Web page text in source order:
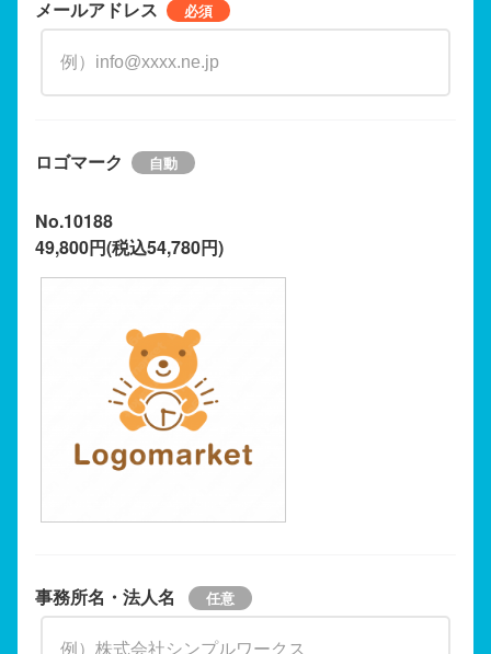
メールアドレス
ロゴマーク
No.10188
49,800円(税込54,780円)
事務所名・法人名